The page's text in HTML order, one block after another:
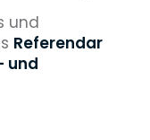
und
Referendar
und